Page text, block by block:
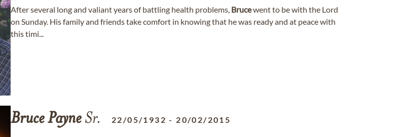
After several long and valiant years of battling health problems, Brucewent to be with the Lord
on Sunday. His family and friends take comfort in knowing that he was ready and at peace with
this timi...
BrucePayne Sr. 22/05/1932 - 20/02/2015